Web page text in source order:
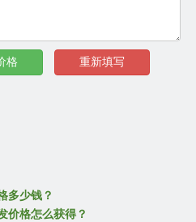
扒谷机图片
模都是比较大的，在日渐内卷的
格 重新填写
多少钱？
价格怎么获得？